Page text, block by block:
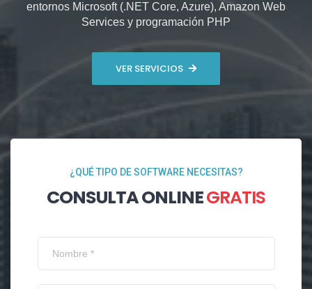
entornos Microsoft (.NET Core, Azure), Amazon Web
Services y programación PHP
VER SERVICIOS
¿QUÉ TIPO DE SOFTWARE NECESITAS?
CONSULTA ONLINEGRATIS